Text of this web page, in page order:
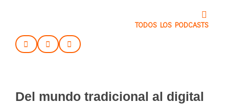
TODOS LOS PODCASTS
Del mundo tradicional al digital